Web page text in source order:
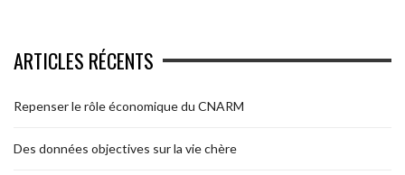
ARTICLES RÉCENTS
Repenser le rôle économique du CNARM
Des données objectives sur la vie chère